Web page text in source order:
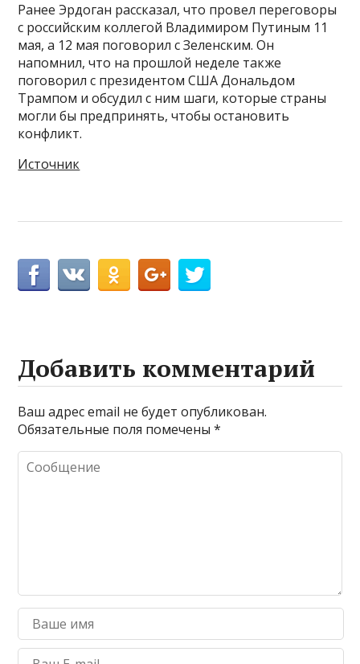
Ранее Эрдоган рассказал, что провел переговоры
с российским коллегой Владимиром Путиным 11
мая, а 12 мая поговорил с Зеленским. Он
напомнил, что на прошлой неделе также
поговорил с президентом США Дональдом
Трампом и обсудил с ним шаги, которые страны
могли бы предпринять, чтобы остановить
конфликт.
Источник
Добавить комментарий
Ваш адрес email не будет опубликован.
Обязательные поля помечены*